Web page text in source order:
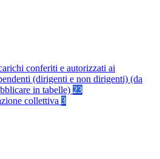
conferiti e autorizzati ai
(dirigenti e non dirigenti) (da
in tabelle) 23
collettiva 3